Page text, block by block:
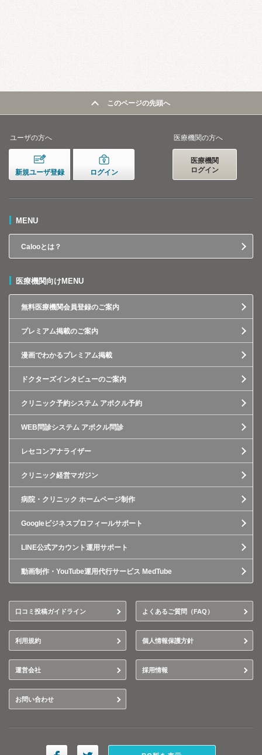
このページの先頭へ
ユーザの方へ
新規ユーザ登録 ログイン
医療機関の方へ
医療機関
ログイン
MENU
Calooとは？
医療機関向けMENU
無料医療機関会員登録のご案内
プレミアム掲載のご案内
漫画でわかるプレミアム掲載
ドクターズインタビューのご案内
クリニック予約システム アポクル予約
WEB問診システム アポクル問診
レセコンアナライザー
クリニック経営マガジン
病院・クリニック ホームページ制作
Googleビジネスプロフィールサポート
LINE公式アカウント運用サポート
動画制作・YouTube運用代行サービス MedTube
口コミ投稿ガイドライン よくあるご質問（FAQ）
利用規約 個人情報保護方針
運営会社 採用情報
お問い合わせ